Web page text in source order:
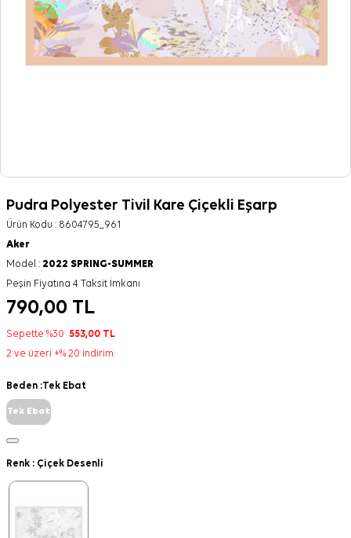
Pudra Polyester Tivil Kare Çiçekli Eşarp
Ürün Kodu : 8604795_961
Aker
Model : 2022 SPRING-SUMMER
Peşin Fiyatına 4 Taksit İmkanı
790,00 TL
Sepette %30 553,00 TL
2 ve üzeri +% 20 indirim
Beden :Tek Ebat
Tek Ebat
Renk : Çiçek Desenli